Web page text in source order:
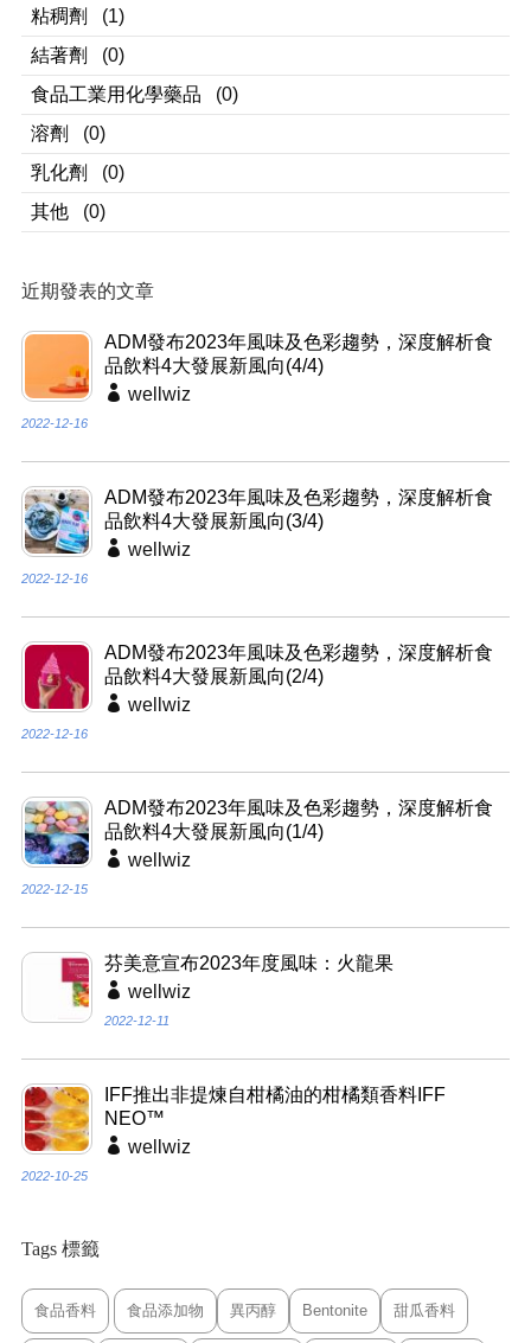
粘稠劑
(1)
結著劑
(0)
食品工業用化學藥品
(0)
溶劑
(0)
乳化劑
(0)
其他
(0)
近期發表的文章
ADM發布2023年風味及色彩趨勢，深度解析食
品飲料4大發展新風向(4/4)
wellwiz
2022-12-16
ADM發布2023年風味及色彩趨勢，深度解析食
品飲料4大發展新風向(3/4)
wellwiz
2022-12-16
ADM發布2023年風味及色彩趨勢，深度解析食
品飲料4大發展新風向(2/4)
wellwiz
2022-12-16
ADM發布2023年風味及色彩趨勢，深度解析食
品飲料4大發展新風向(1/4)
wellwiz
2022-12-15
芬美意宣布2023年度風味：火龍果
wellwiz
2022-12-11
IFF推出非提煉自柑橘油的柑橘類香料IFF
NEO™
wellwiz
2022-10-25
Tags 標籤
食品香料 食品添加物 異丙醇 Bentonite 甜瓜香料